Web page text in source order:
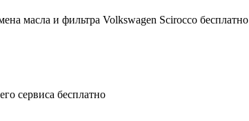
масла и фильтра Volkswagen Scirocco бесплатно
сервиса бесплатно